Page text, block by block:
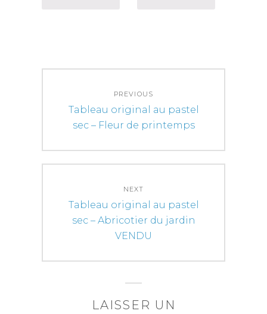
l’article
PREVIOUS
Previous
post:
Tableau original au pastel
sec – Fleur de printemps
NEXT
Next
post:
Tableau original au pastel
sec – Abricotier du jardin
VENDU
LAISSER UN